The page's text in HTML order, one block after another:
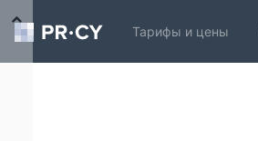
Тарифы и цены